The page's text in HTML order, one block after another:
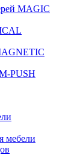
MAGIC
PUSH
мебели